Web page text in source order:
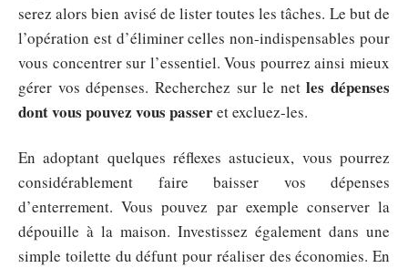
serez alors bien avisé de lister toutes les tâches. Le but de
l’opération est d’éliminer celles non-indispensables pour
vous concentrer sur l’essentiel. Vous pourrez ainsi mieux
gérer vos dépenses. Recherchez sur le netles dépenses
dont vous pouvez vous passeret excluez-les.
En adoptant quelques réflexes astucieux, vous pourrez
considérablement faire baisser vos dépenses
d’enterrement. Vous pouvez par exemple conserver la
dépouille à la maison. Investissez également dans une
simple toilette du défunt pour réaliser des économies. En